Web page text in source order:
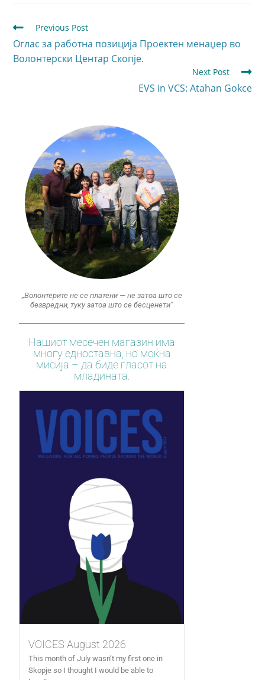
Previous Post
Оглас за работна позиција Проектен менаџер во
Вoлонтерски Центар Скопје.
Next Post
EVS in VCS: Atahan Gokce
„Волонтерите не се платени — не затоа што се
безвредни, туку затоа што се бесценети“
Нашиот месечен магазин има
многу едноставна, но моќна
мисија – да биде гласот на
младината.
VOICES August 2026
This month of July wasn’t my first one in
Skopje so I thought I would be able to